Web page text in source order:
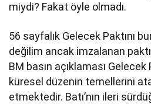
miydi? Fakat öyle olmadı.
56 sayfalık Gelecek Paktını
değilim ancak imzalanan
BM basın açıklaması Gelecek
küresel düzenin temellerini
etmektedir. Batı’nın ileri